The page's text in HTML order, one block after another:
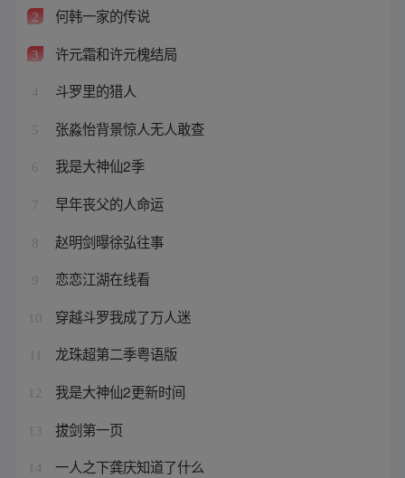
2 何韩一家的传说
3 许元霜和许元槐结局
4 斗罗里的猎人
5 张淼怡背景惊人无人敢查
6 我是大神仙2季
7 早年丧父的人命运
8 赵明剑曝徐弘往事
9 恋恋江湖在线看
10 穿越斗罗我成了万人迷
龙珠超第二季粤语版
12 我是大神仙2更新时间
13 拔剑第一页
14 一人之下龚庆知道了什么